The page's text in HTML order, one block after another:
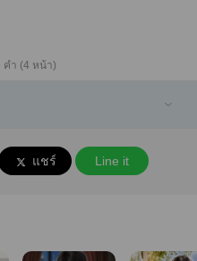
คำ (4 หน้า)
แชร์ Line it